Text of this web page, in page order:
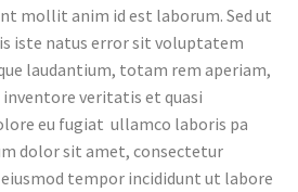
mollit anim id est laborum. Sed ut
iste natus error sit voluptatem
laudantium, totam rem aperiam,
inventore veritatis et quasi
eu fugiat ullamco laboris pa
dolor sit amet, consectetur
tempor incididunt ut labore